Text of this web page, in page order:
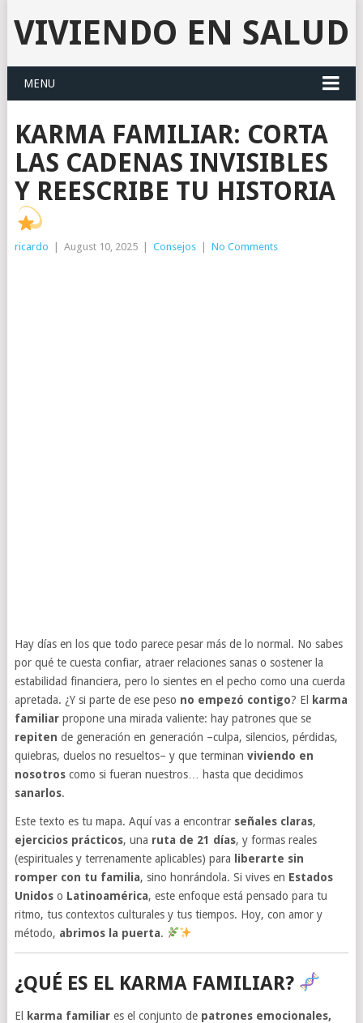
VIVIENDO EN SALUD
MENU
KARMA FAMILIAR: CORTA
LAS CADENAS INVISIBLES
Y REESCRIBE TU HISTORIA
ricardo August 10, 2025 Consejos No Comments
Hay días en los que todo parece pesar más de lo normal. No sabes
por qué te cuesta confiar, atraer relaciones sanas o sostener la
estabilidad financiera, pero lo sientes en el pecho como una cuerda
apretada. ¿Y si parte de ese peso no empezó contigo? El
karma
familiarpropone una mirada valiente: hay patrones que se
repiten de generación en generación –culpa, silencios, pérdidas,
quiebras, duelos no resueltos– y que terminan viviendo en
nosotroscomo si fueran nuestros… hasta que decidimos
sanarlos.
Este texto es tu mapa. Aquí vas a encontrar señales claras,
ejercicios prácticos, una ruta de 21 días, y formas reales
(espirituales y terrenamente aplicables) para
liberarte sin
romper con tu familia, sino honrándola. Si vives en Estados
Unidoso Latinoamérica, este enfoque está pensado para tu
ritmo, tus contextos culturales y tus tiempos. Hoy, con amor y
método, abrimos la puerta.
¿QUÉ ES EL KARMA FAMILIAR?
El karma familiares el conjunto de patrones emocionales,